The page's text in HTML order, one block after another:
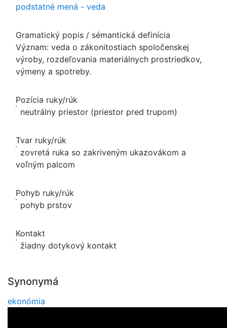
podstatné mená - veda
Gramatický popis / sémantická definícia
Význam: veda o zákonitostiach spoločenskej
výroby, rozdeľovania materiálnych prostriedkov,
výmeny a spotreby.
Pozícia ruky/rúk
neutrálny priestor (priestor pred trupom)
Tvar ruky/rúk
zovretá ruka so zakriveným ukazovákom a
voľným palcom
Pohyb ruky/rúk
pohyb prstov
Kontakt
žiadny dotykový kontakt
Synonymá
ekonómia